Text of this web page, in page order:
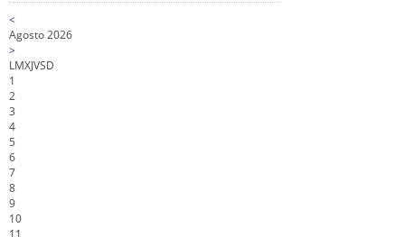
<
Agosto 2026
>
LMXJVSD
1
2
3
4
5
6
7
8
9
10
11